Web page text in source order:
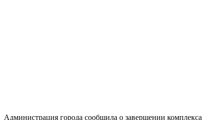
Администрация города сообщила о завершении комплекса